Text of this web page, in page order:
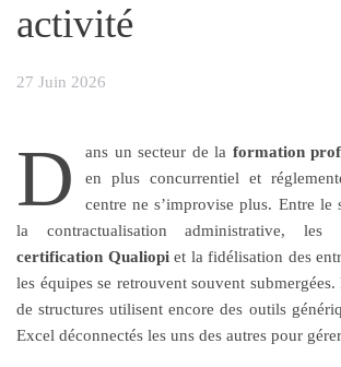
activité
27 Juin 2026
D ans un secteur de la formation
en plus concurrentiel et
centre ne s’improvise plus. Entre le
la contractualisation administrative,
certification Qualiopiet la fidélisation des
les équipes se retrouvent souvent
de structures utilisent encore des outils
Excel déconnectés les uns des autres pour